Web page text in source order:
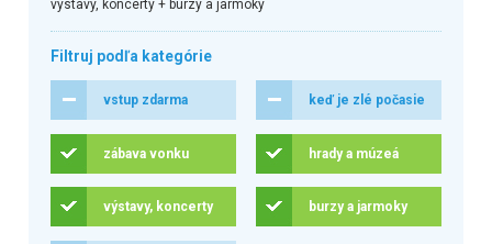
výstavy, koncerty + burzy a jarmoky
Filtruj podľa kategórie
vstup zdarma keď je zlé počasie
zábava vonku hrady a múzeá
výstavy, koncerty burzy a jarmoky